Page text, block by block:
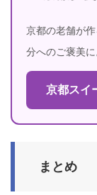
京都の老舗が
分へのご褒美に
京都スイ
まとめ